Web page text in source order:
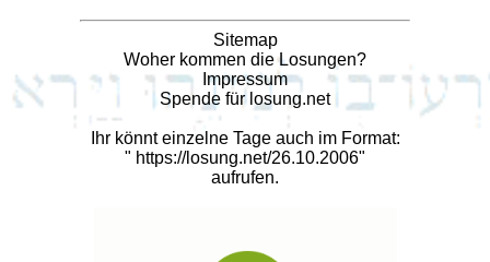
Sitemap
Woher kommen die Losungen?
Impressum
Spende für losung.net
Ihr könnt einzelne Tage auch im Format:
" https://losung.net/26.10.2006"
aufrufen.